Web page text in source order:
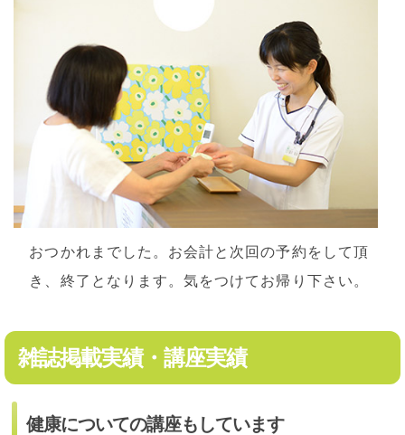
おつかれまでした。お会計と次回の予約をして頂
き、終了となります。気をつけてお帰り下さい。
雑誌掲載実績・講座実績
健康についての講座もしています